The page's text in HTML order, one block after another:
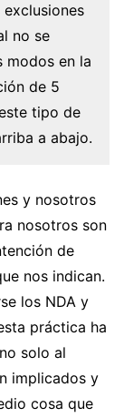
no se
modos en la
de 5
tipo de
a abajo.
y nosotros
nosotros son
de
nos indican.
los NDA y
práctica ha
solo al
implicados y
cosa que